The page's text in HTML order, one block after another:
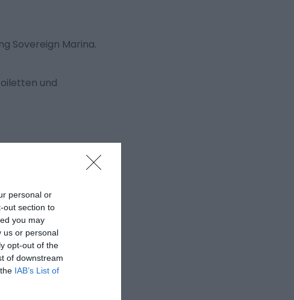
personal or
out section to
you may
us or personal
opt-out of the
of downstream
IAB’s List of
Sovereign Marina.
und